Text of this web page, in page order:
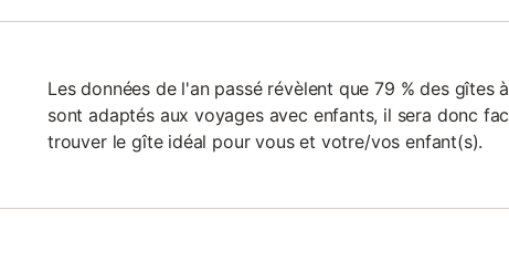
Les données de l'an passé révèlent que 79 % des gîtes
sont adaptés aux voyages avec enfants, il sera donc
trouver le gîte idéal pour vous et votre/vos enfant(s).